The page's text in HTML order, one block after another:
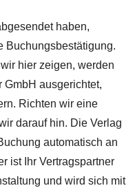
haben,
Buchungsbestätigung.
hier zeigen, werden
GmbH ausgerichtet,
Richten wir eine
darauf hin. Die Verlag
automatisch an
ist Ihr Vertragspartner
und wird sich mit